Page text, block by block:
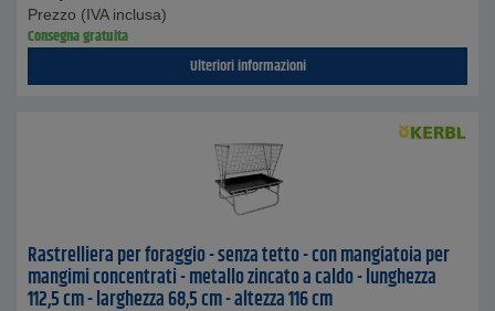
Prezzo (IVA inclusa)
Consegna gratuita
Ulteriori informazioni
Rastrelliera per foraggio - senza tetto - con mangiatoia per
mangimi concentrati - metallo zincato a caldo - lunghezza
112,5 cm - larghezza 68,5 cm - altezza 116 cm